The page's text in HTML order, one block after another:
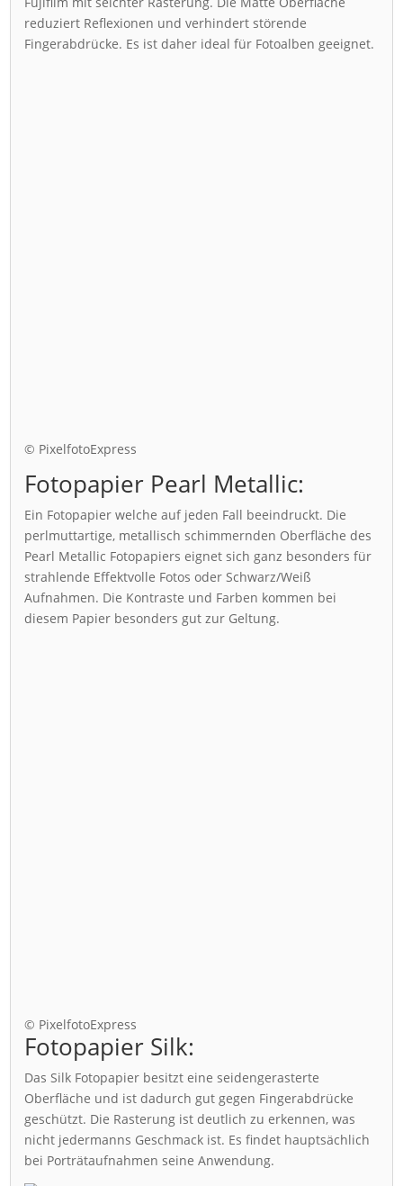
reduziert Reflexionen und verhindert störende
Fingerabdrücke. Es ist daher ideal für Fotoalben geeignet.
© PixelfotoExpress
Fotopapier Pearl Metallic:
Ein Fotopapier welche auf jeden Fall beeindruckt. Die
perlmuttartige, metallisch schimmernden Oberfläche des
Pearl Metallic Fotopapiers eignet sich ganz besonders für
strahlende Effektvolle Fotos oder Schwarz/Weiß
Aufnahmen. Die Kontraste und Farben kommen bei
diesem Papier besonders gut zur Geltung.
© PixelfotoExpress
Fotopapier Silk:
Das Silk Fotopapier besitzt eine seidengerasterte
Oberfläche und ist dadurch gut gegen Fingerabdrücke
geschützt. Die Rasterung ist deutlich zu erkennen, was
nicht jedermanns Geschmack ist. Es findet hauptsächlich
bei Porträtaufnahmen seine Anwendung.